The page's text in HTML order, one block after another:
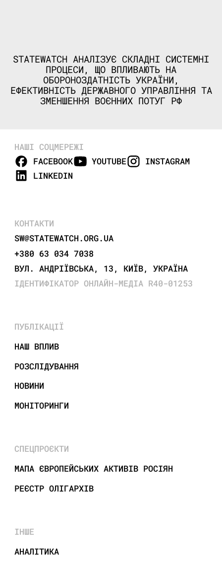
STATEWATCH АНАЛІЗУЄ СКЛАДНІ СИСТЕМНІ
ПРОЦЕСИ, ЩО ВПЛИВАЮТЬ НА
ОБОРОНОЗДАТНІСТЬ УКРАЇНИ,
ЕФЕКТИВНІСТЬ ДЕРЖАВНОГО УПРАВЛІННЯ ТА
ЗМЕНШЕННЯ ВОЄННИХ ПОТУГ РФ
НАШІ СОЦМЕРЕЖІ
FACEBOOK
YOUTUBE
INSTAGRAM
LINKEDIN
КОНТАКТИ
SW@STATEWATCH.ORG.UA
+380 63 034 7038
ВУЛ. АНДРІЇВСЬКА, 13, КИЇВ, УКРАЇНА
ІДЕНТИФІКАТОР ОНЛАЙН-МЕДІА R40-01253
ПУБЛІКАЦІЇ
НАШ ВПЛИВ
РОЗСЛІДУВАННЯ
НОВИНИ
МОНІТОРИНГИ
СПЕЦПРОЄКТИ
МАПА ЄВРОПЕЙСЬКИХ АКТИВІВ РОСІЯН
РЕЄСТР ОЛІГАРХІВ
ІНШЕ
АНАЛІТИКА